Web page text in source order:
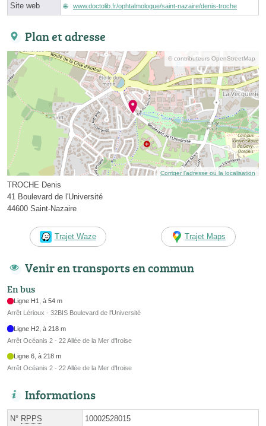
Site web www.doctolib.fr/ophtalmologue/saint-nazaire/denis-troche
Plan et adresse
© contributeurs OpenStreetMap
Corriger l’adresse ou la localisation
TROCHE Denis
41 Boulevard de l'Université
44600 Saint-Nazaire
Trajet Waze Trajet Maps
Venir en transports en commun
En bus
Ligne H1, à 54 m
Arrêt Lérioux - 32BIS Boulevard de l'Université
Ligne H2, à 218 m
Arrêt Océanis 2 - 22 Allée de la Mer d'Iroise
Ligne 6, à 218 m
Arrêt Océanis 2 - 22 Allée de la Mer d'Iroise
Informations
N° RPPS 10002528015